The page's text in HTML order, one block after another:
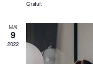
Gratuit
MAI
9
2022